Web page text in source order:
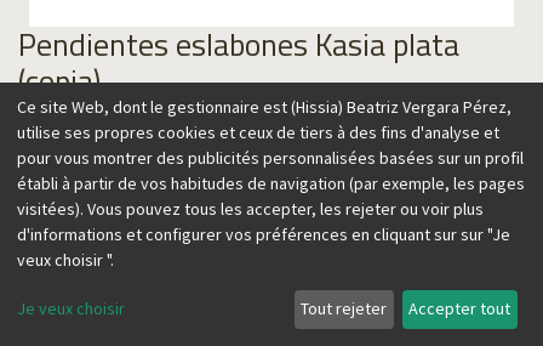
Pendientes eslabones Kasia plata
(copia)
Cet article n'est plus disponible.
Diseñados con eslabones irregulares hechos a mano, estos
pendientes tienen un aire escultural. Su ligero es perfecto
cualquier look.
Ce site Web, dont le gestionnaire est (Hissia) Beatriz Vergara Pérez,
utilise ses propres cookies et ceux de tiers à des fins d'analyse et
pour vous montrer des publicités personnalisées basées sur un profil
établi à partir de vos habitudes de navigation (par exemple, les pages
visitées). Vous pouvez tous les accepter, les rejeter ou voir plus
d'informations et configurer vos préférences en cliquant sur sur "Je
veux choisir ".
Je veux choisir Tout rejeter Accepter tout